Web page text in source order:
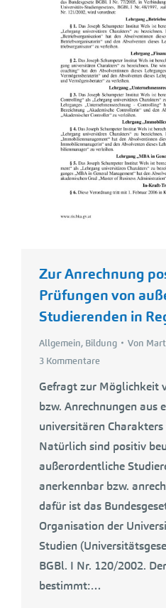
Zur Anrechnung
Prüfungen von
Studierenden in
Allgemein, Bildung Von
3 Kommentare
Gefragt zur Möglichkeit
bzw. Anrechnungen aus
universitären
Natürlich sind positiv
außerordentliche
anerkennbar bzw.
dafür ist das
Organisation der
Studien
BGBl. I Nr. 120/2002.
bestimmt:…